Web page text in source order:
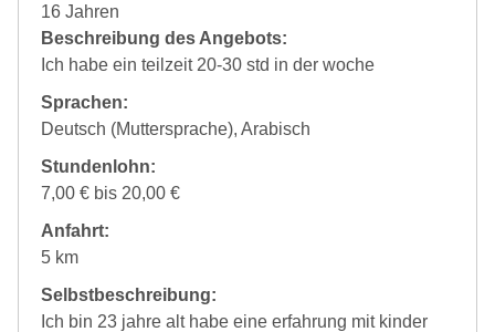
16 Jahren
Beschreibung des Angebots:
Ich habe ein teilzeit 20-30 std in der woche
Sprachen:
Deutsch (Muttersprache), Arabisch
Stundenlohn:
7,00 € bis 20,00 €
Anfahrt:
5 km
Selbstbeschreibung:
Ich bin 23 jahre alt habe eine erfahrung mit kinder